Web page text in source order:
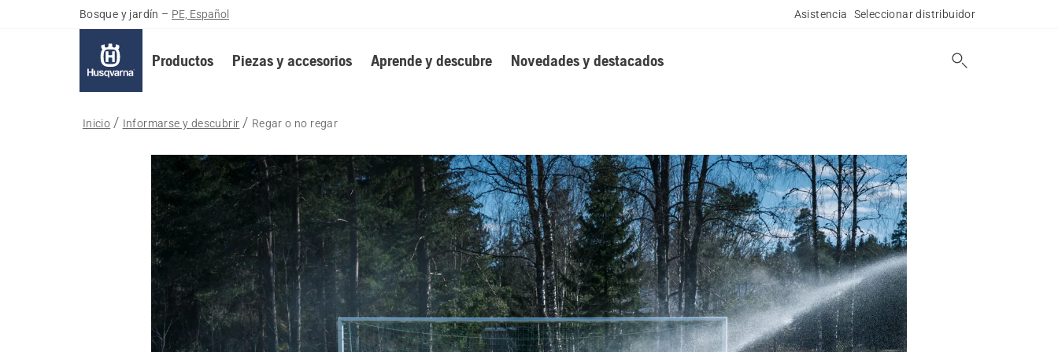
Bosque y jardín – PE, Español Asistencia Seleccionar distribuidor
Productos Piezas y accesorios Aprende y descubre Novedades y destacados
Inicio Informarse y descubrir Regar o no regar